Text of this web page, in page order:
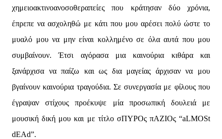
χημειοακτινοανοσοθεραπείες που κράτησαν δύο χρόνια,
έπρεπε να ασχοληθώ με κάτι που μου αρέσει πολύ ώστε το
μυαλό μου να μην είναι κολλημένο σε όλα αυτά που μου
συμβαίνουν. Έτσι αγόρασα μια καινούρια κιθάρα και
ξανάρχισα να παίζω και ως δια μαγείας άρχισαν να μου
βγαίνουν καινούρια τραγούδια. Σε συνεργασία με φίλους που
έγραψαν στίχους προέκυψε μία προσωπική δουλειά με
μουσική δική μου και με τίτλο σΠΥΡΟς πΑΖΙΟς “aLMOSt
dEAd”.